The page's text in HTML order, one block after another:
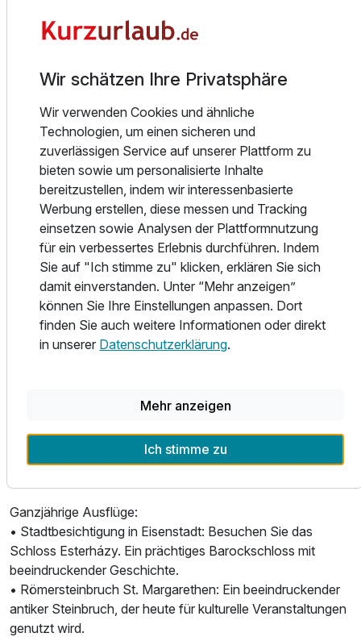
Ausstattung
Einzelzimmer Deluxe
1 Erwachsenen
Ausflugsmöglichkeiten in der Region
• Neusiedler See: Bootsfahrten und Segeln: Erkunden Sie
den See mit einem Segelboot oder einem gemütlichen
Ausflugsdampfer. Ideal für Windsurfen, Kitesurfen und
Stand-Up-Paddling. Strandbad: Entspannen Sie am
Seeufer, genießen Sie das Wasser und die Sonne.
• Nationalpark Neusiedler See - Seewinkel: Der Park ist
bekannt für seine vielfältige Vogelwelt. Zahlreiche gut
ausgeschilderte Wege bieten wunderschöne Ausblicke und
Naturschauspiele.
• Weinregion Burgenland: Besuchen Sie lokale Weingüter
und probieren Sie die berühmten burgenländischen Weine.
Winter
• Eislaufen auf dem Neusiedler See: Bei ausreichender
Kälte friert der See zu und bietet eine beeindruckende
mit Glühwein, gebrannten Mandeln und Kunsthandwerk.
• Thermalbäder und Wellness: St. Martins Therme &
Lodge: Entspannen Sie in den warmen Thermalbädern und
Ganzjährige Ausflüge:
• Stadtbesichtigung in Eisenstadt: Besuchen Sie das
Schloss Esterházy. Ein prächtiges Barockschloss mit
beeindruckender Geschichte.
• Römersteinbruch St. Margarethen: Ein beeindruckender
antiker Steinbruch, der heute für kulturelle Veranstaltungen
genutzt wird.
Wir schätzen Ihre Privatsphäre
Wir verwenden Cookies und ähnliche
Technologien, um einen sicheren und
zuverlässigen Service auf unserer Plattform zu
bieten sowie um personalisierte Inhalte
bereitzustellen, indem wir interessenbasierte
Werbung erstellen, diese messen und Tracking
einsetzen sowie Analysen der Plattformnutzung
für ein verbessertes Erlebnis durchführen. Indem
Sie auf "Ich stimme zu" klicken, erklären Sie sich
damit einverstanden. Unter “Mehr anzeigen”
können Sie Ihre Einstellungen anpassen. Dort
finden Sie auch weitere Informationen oder direkt
in unserer Datenschutzerklärung.
Mehr anzeigen
Ich stimme zu